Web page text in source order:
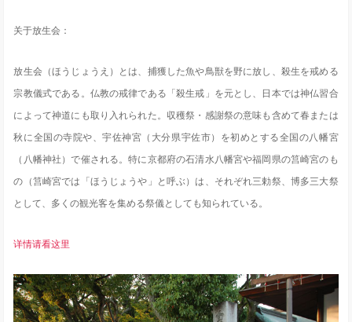
关于放生会：
放生会（ほうじょうえ）とは、捕獲した魚や鳥獣を野に放し、殺生を戒める
宗教儀式である。仏教の戒律である「殺生戒」を元とし、日本では神仏習合
によって神道にも取り入れられた。収穫祭・感謝祭の意味も含めて春または
秋に全国の寺院や、宇佐神宮（大分県宇佐市）を初めとする全国の八幡宮
（八幡神社）で催される。特に京都府の石清水八幡宮や福岡県の筥崎宮のも
の（筥崎宮では「ほうじょうや」と呼ぶ）は、それぞれ三勅祭、博多三大祭
として、多くの観光客を集める祭儀としても知られている。
详情请看这里